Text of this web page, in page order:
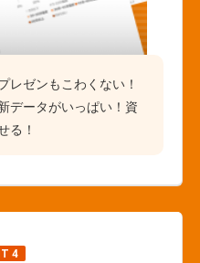
レゼンもこわくない！
データがいっぱい！資
る！
4